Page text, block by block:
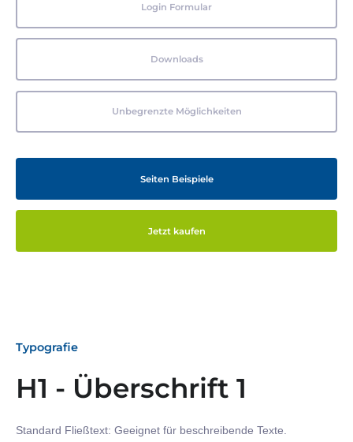
Login Formular
Downloads
Unbegrenzte Möglichkeiten
Seiten Beispiele
Jetzt kaufen
Typografie
H1 - Überschrift 1
Standard Fließtext: Geeignet für beschreibende Texte.